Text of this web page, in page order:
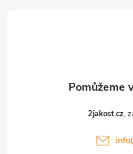
2jakost.cz
info